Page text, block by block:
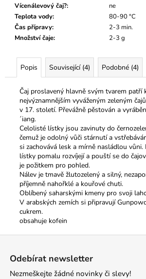
Vícenálevový čaj?:
ne
Teplota vody:
80-90 °C
Čas přípravy:
2-3 min.
Množství čaje: 2-3 g
Popis Související (4) Podobné (4)
Čaj proslavený hlavně svým tvarem patří
nejvýznamnějším vyváženým zeleným
v 17. století. Převážně pěstován a
´iang.
Celolisté lístky jsou zavinuty do
čemuž je odolný vůči stárnutí a
si zachovává lesk a mírně nasládlou
lístky pomalu rozvíjejí a pouští se do
je požitkem pro pohled.
Nálev je tmavě žlutozelený a silný,
příjemně nahořklé a kouřové chuti.
Oblíbený saharskými kmeny pro svoji
V arabských zemích si připravují
cukrem.
obsahuje kofein
Odebírat newsletter
Nezmeškejte žádné novinky či slevy!